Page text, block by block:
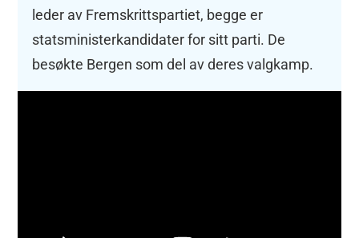
leder av Fremskrittspartiet, begge er
statsministerkandidater for sitt parti. De
besøkte Bergen som del av deres valgkamp.